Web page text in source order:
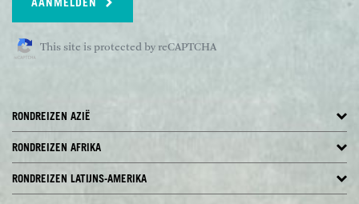
AANMELDEN
This site is protected by reCAPTCHA
RONDREIZEN AZIË
RONDREIZEN AFRIKA
RONDREIZEN LATIJNS-AMERIKA